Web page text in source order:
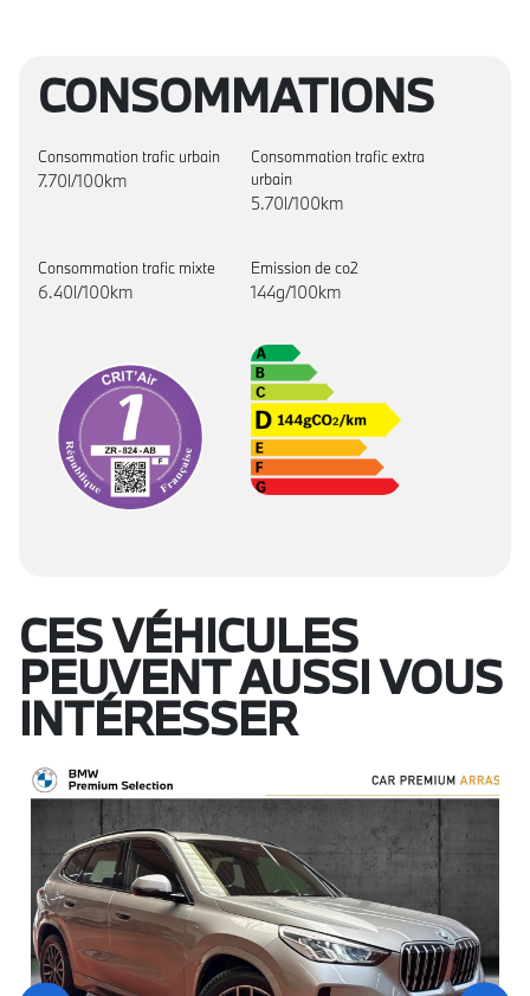
CONSOMMATIONS
Consommation trafic urbain
7.70l/100km
Consommation trafic extra
urbain
5.70l/100km
Consommation trafic mixte
6.40l/100km
Emission de co2
144g/100km
CES VÉHICULES
PEUVENT AUSSI VOUS
INTÉRESSER